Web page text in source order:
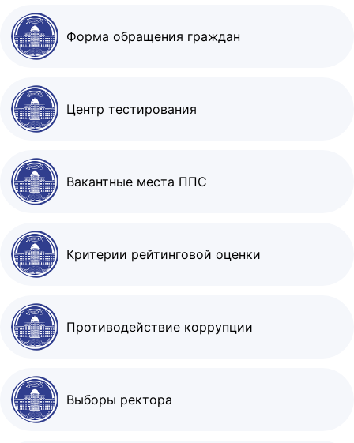
Форма обращения граждан
Центр тестирования
Вакантные места ППС
Критерии рейтинговой оценки
Противодействие коррупции
Выборы ректора